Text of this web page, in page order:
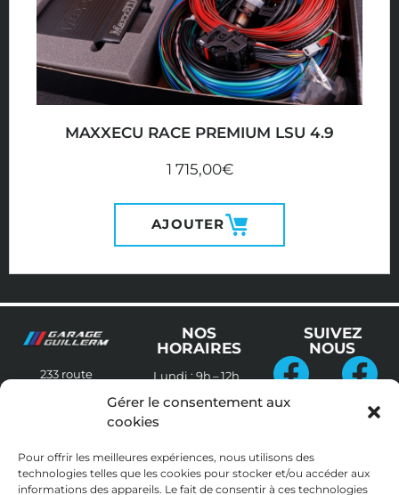
Gérer le consentement aux
cookies
Pour offrir les meilleures expériences, nous utilisons des
technologies telles que les cookies pour stocker et/ou accéder aux
informations des appareils. Le fait de consentir à ces technologies
MAXXECU RACE PREMIUM LSU 4.9
1 715,00€
AJOUTER
233 route
Mentions
NOS
HORAIRES
Lundi :9h – 12h
Mardi au
8h30 – 12h et
13h30 – 19h
SUIVEZ
NOUS
Garage
Guillerm
MAGASIN